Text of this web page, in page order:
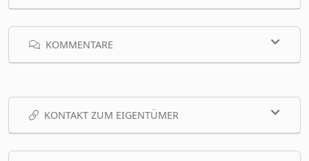
KOMMENTARE
KONTAKT ZUM EIGENTÜMER